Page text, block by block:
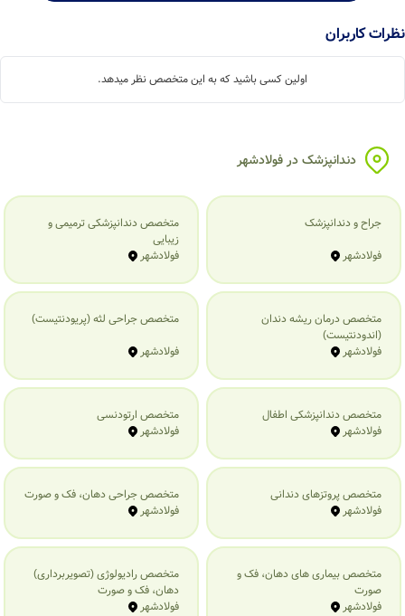
نظرات کاربران
اولین کسی باشید که به این متخصص نظر میدهد.
دندانپزشک در فولادشهر
جراح و دندانپزشک
فولادشهر
متخصص دندانپزشکی ترمیمی و
زیبایی
فولادشهر
متخصص درمان ریشه دندان
(اندودنتیست)
فولادشهر
متخصص جراحی لثه (پریودنتیست)
فولادشهر
متخصص دندانپزشکی اطفال
فولادشهر
متخصص ارتودنسی
فولادشهر
متخصص پروتزهای دندانی
فولادشهر
متخصص جراحی دهان، فک و صورت
فولادشهر
متخصص بیماری‌ های دهان، فک و
صورت
فولادشهر
متخصص رادیولوژی (تصویربرداری)
دهان، فک و صورت
فولادشهر